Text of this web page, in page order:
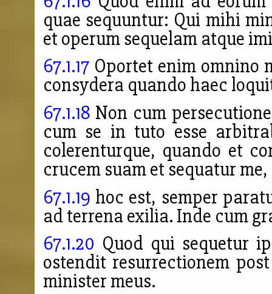
quae sequuntur: Qui mihi
et operum sequelam atque
67.1.17Oportet enim omnino
consydera quando haec
67.1.18 Non cum
cum se in tuto esse
colerenturque, quando et
crucem suam et sequatur me,
67.1.19 hoc est, semper
ad terrena exilia. Inde cum
67.1.20 Quod qui sequetur
ostendit resurrectionem
minister meus.